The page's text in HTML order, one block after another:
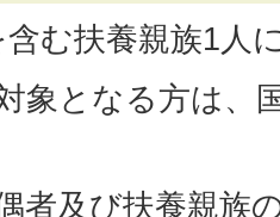
む扶養親族1人
象となる方は、
者及び扶養親族